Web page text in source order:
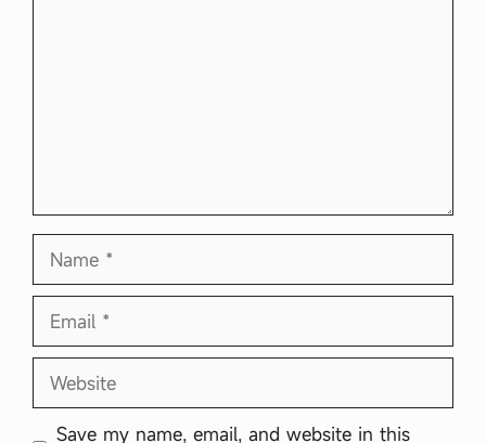
Name
Email
Website
Save my name, email, and website in this